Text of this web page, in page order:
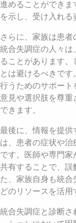
進めることができま
を示し、受け入れる
さらに、家族は患者
統合失調症の人々は
ることがあります
とは避けるべきで
行うためのサポート
意見や選択肢を尊重
できます。
最後に、情報を提供
は、患者の症状や
です。医師や専門
共有することで、誤
た、家族自身も統
どのリソースを活用
統合失調症と診断さ